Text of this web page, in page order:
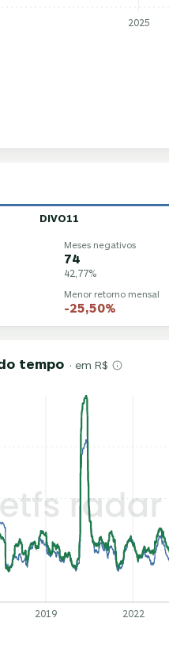
2025
DIVO11
Meses negativos
74
42,77%
Menor retorno mensal
-25,50%
tempo · em R$
2019 2022